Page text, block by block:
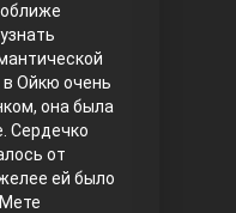
Ойкю очень
она была
Сердечко
от
ей было